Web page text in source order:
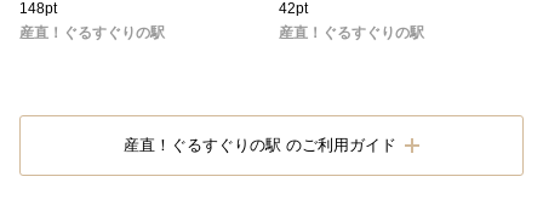
148pt
産直！ぐるすぐりの駅
42pt
産直！ぐるすぐりの駅
産直！ぐるすぐりの駅 のご利用ガイド